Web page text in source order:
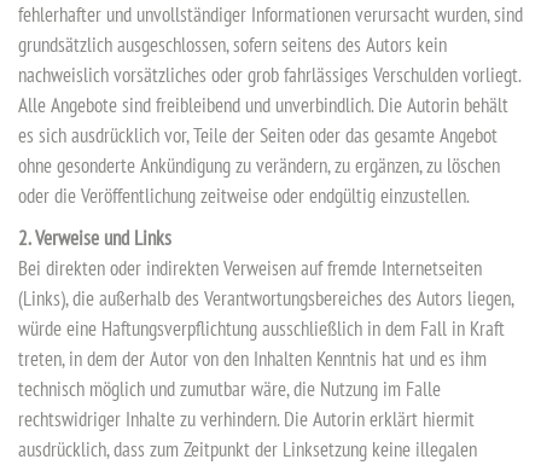
fehlerhafter und unvollständiger Informationen verursacht wurden, sind
grundsätzlich ausgeschlossen, sofern seitens des Autors kein
nachweislich vorsätzliches oder grob fahrlässiges Verschulden vorliegt.
Alle Angebote sind freibleibend und unverbindlich. Die Autorin behält
es sich ausdrücklich vor, Teile der Seiten oder das gesamte Angebot
ohne gesonderte Ankündigung zu verändern, zu ergänzen, zu löschen
oder die Veröffentlichung zeitweise oder endgültig einzustellen.
2. Verweise und Links
Bei direkten oder indirekten Verweisen auf fremde Internetseiten
(Links), die außerhalb des Verantwortungsbereiches des Autors liegen,
würde eine Haftungsverpflichtung ausschließlich in dem Fall in Kraft
treten, in dem der Autor von den Inhalten Kenntnis hat und es ihm
technisch möglich und zumutbar wäre, die Nutzung im Falle
rechtswidriger Inhalte zu verhindern. Die Autorin erklärt hiermit
ausdrücklich, dass zum Zeitpunkt der Linksetzung keine illegalen